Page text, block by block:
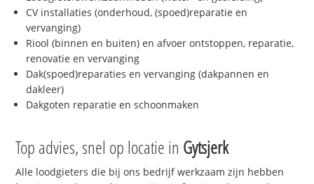
CV installaties (onderhoud, (spoed)reparatie en
vervanging)
Riool (binnen en buiten) en afvoer ontstoppen, reparatie,
renovatie en vervanging
Dak(spoed)reparaties en vervanging (dakpannen en
dakleer)
Dakgoten reparatie en schoonmaken
Top advies, snel op locatie in Gytsjerk
Alle loodgieters die bij ons bedrijf werkzaam zijn hebben